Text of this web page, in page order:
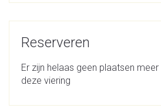
Reserveren
Er zijn helaas geen plaatsen
deze viering